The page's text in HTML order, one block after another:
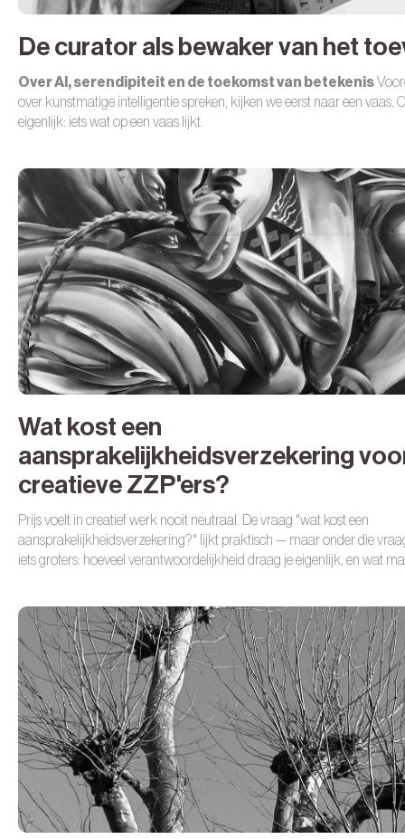
De curator als bewaker van het
Over AI, serendipiteit en de toekomst van betekenis
over kunstmatige intelligentie spreken, kijken we eerst naar een vaas.
eigenlijk: iets wat op een vaas lijkt.
Wat kost een
aansprakelijkheidsverzekering
creatieve ZZP'ers?
Prijs voelt in creatief werk nooit neutraal. De vraag "wat kost een
aansprakelijkheidsverzekering?" lijkt praktisch — maar onder die
iets groters: hoeveel verantwoordelijkheid draag je eigenlijk, en wat